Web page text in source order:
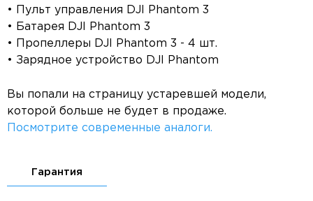
• Пульт управления DJI Phantom 3
• Батарея DJI Phantom 3
• Пропеллеры DJI Phantom 3 - 4 шт.
• Зарядное устройство DJI Phantom
Вы попали на страницу устаревшей модели,
которой больше не будет в продаже.
Посмотрите современные аналоги.
Гарантия